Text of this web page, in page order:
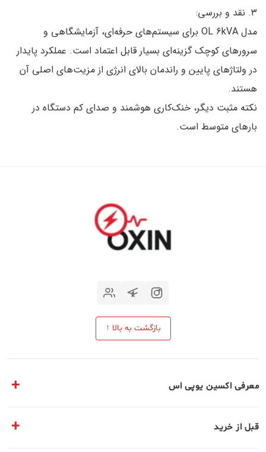
۳. نقد و بررسی:
مدل OL 6kVA برای سیستم‌های حرفه‌ای، آزمایشگاهی و
سرورهای کوچک گزینه‌ای بسیار قابل اعتماد است. عملکرد پایدار
در ولتاژهای پایین و راندمان بالای انرژی از مزیت‌های اصلی آن
هستند.
نکته مثبت دیگر، خنک‌کاری هوشمند و صدای کم دستگاه در
بارهای متوسط است.
معرفی اکسین یوپی اس
مقالات تخصصی
قبل از خرید
بازگشت به بالا ↑